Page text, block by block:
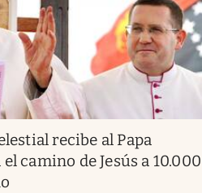
recibe al Papa
camino de Jesús a 10.000